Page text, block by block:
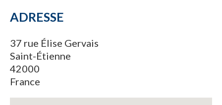
ADRESSE
37 rue Élise Gervais
Saint-Étienne
42000
France